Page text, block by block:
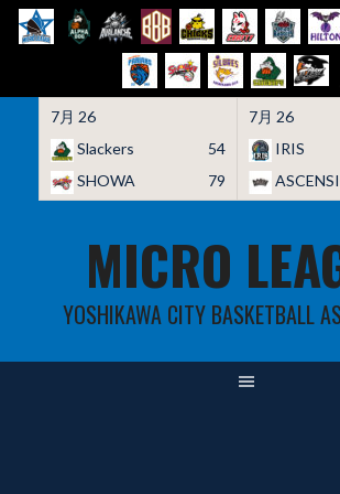
7月 26
Slackers
54
SHOWA
79
7月 26
IRIS
MICRO
YOSHIKAWA CITY BASKETBALL